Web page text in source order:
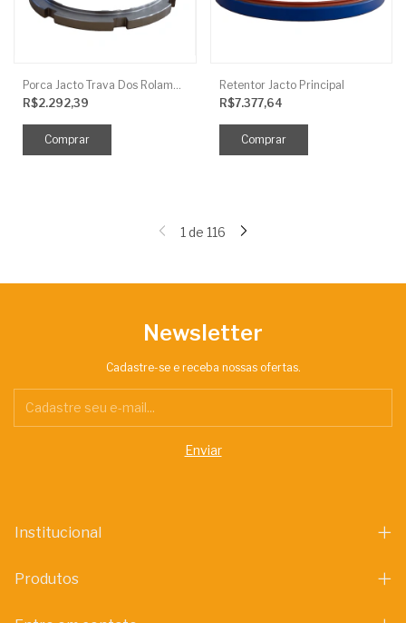
R$2.292,39
Retentor Jacto Principal
R$7.377,64
1 de 116
Newsletter
Cadastre-se e receba nossas ofertas.
Institucional
Produtos